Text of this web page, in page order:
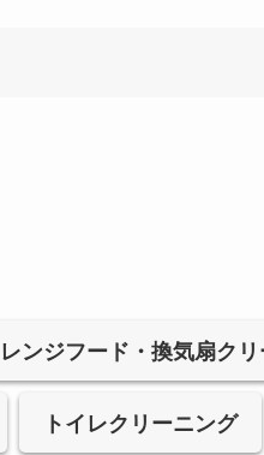
レンジフード・換気扇ク
トイレクリーニング